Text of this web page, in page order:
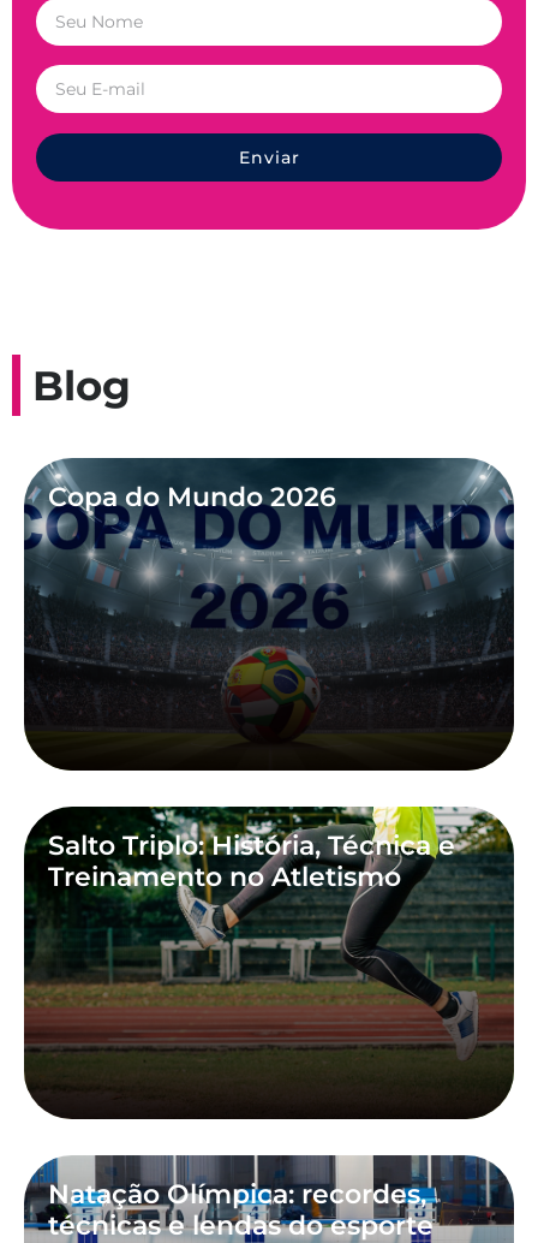
Enviar
Blog
Copa do Mundo 2026
Salto Triplo: História, Técnica e
Treinamento no Atletismo
Natação Olímpica: recordes,
técnicas e lendas do esporte